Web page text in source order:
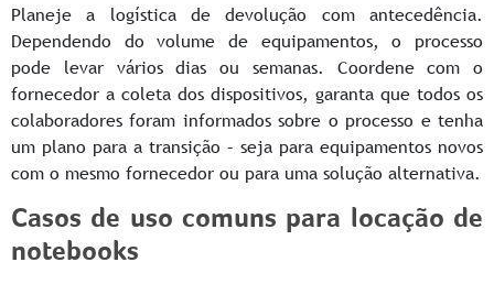
Planeje a logística de devolução com antecedência.
Dependendo do volume de equipamentos, o processo
pode levar vários dias ou semanas. Coordene com o
fornecedor a coleta dos dispositivos, garanta que todos os
colaboradores foram informados sobre o processo e tenha
um plano para a transição – seja para equipamentos novos
com o mesmo fornecedor ou para uma solução alternativa.
Casos de uso comuns para locação de
notebooks